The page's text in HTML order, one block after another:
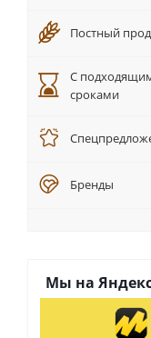
Постный
С
сроками
Бренды
Мы на